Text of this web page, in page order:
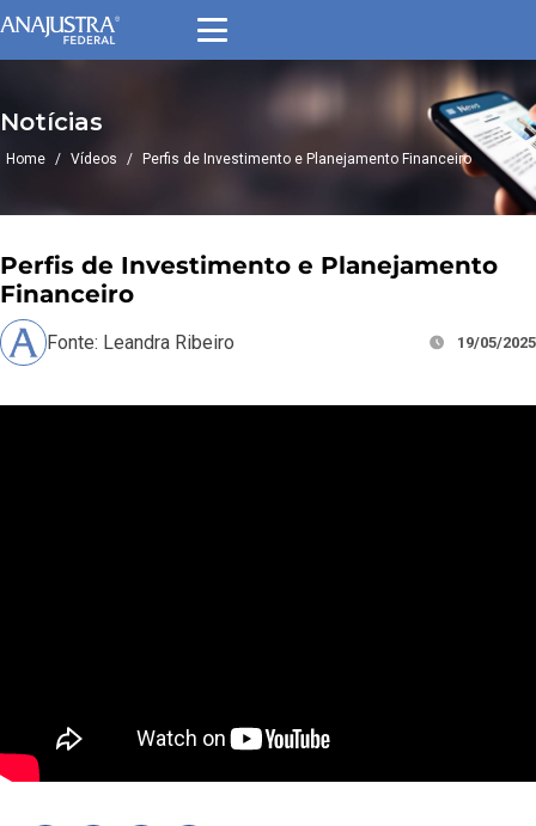
Notícias
Home / Vídeos / Perfis de Investimento e Planejamento Financeiro
Perfis de Investimento e Planejamento
Financeiro
Fonte: Leandra Ribeiro 19/05/2025